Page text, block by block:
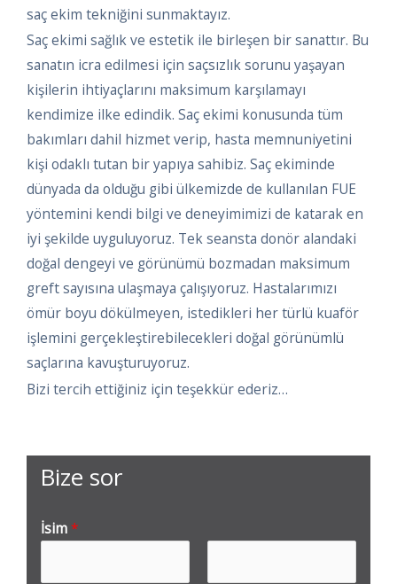
saç ekim tekniğini sunmaktayız.
Saç ekimi sağlık ve estetik ile birleşen bir sanattır. Bu
sanatın icra edilmesi için saçsızlık sorunu yaşayan
kişilerin ihtiyaçlarını maksimum karşılamayı
kendimize ilke edindik. Saç ekimi konusunda tüm
bakımları dahil hizmet verip, hasta memnuniyetini
kişi odaklı tutan bir yapıya sahibiz. Saç ekiminde
dünyada da olduğu gibi ülkemizde de kullanılan FUE
yöntemini kendi bilgi ve deneyimimizi de katarak en
iyi şekilde uyguluyoruz. Tek seansta donör alandaki
doğal dengeyi ve görünümü bozmadan maksimum
greft sayısına ulaşmaya çalışıyoruz. Hastalarımızı
ömür boyu dökülmeyen, istedikleri her türlü kuaför
işlemini gerçekleştirebilecekleri doğal görünümlü
saçlarına kavuşturuyoruz.
Bizi tercih ettiğiniz için teşekkür ederiz…
Bize sor
İsim*